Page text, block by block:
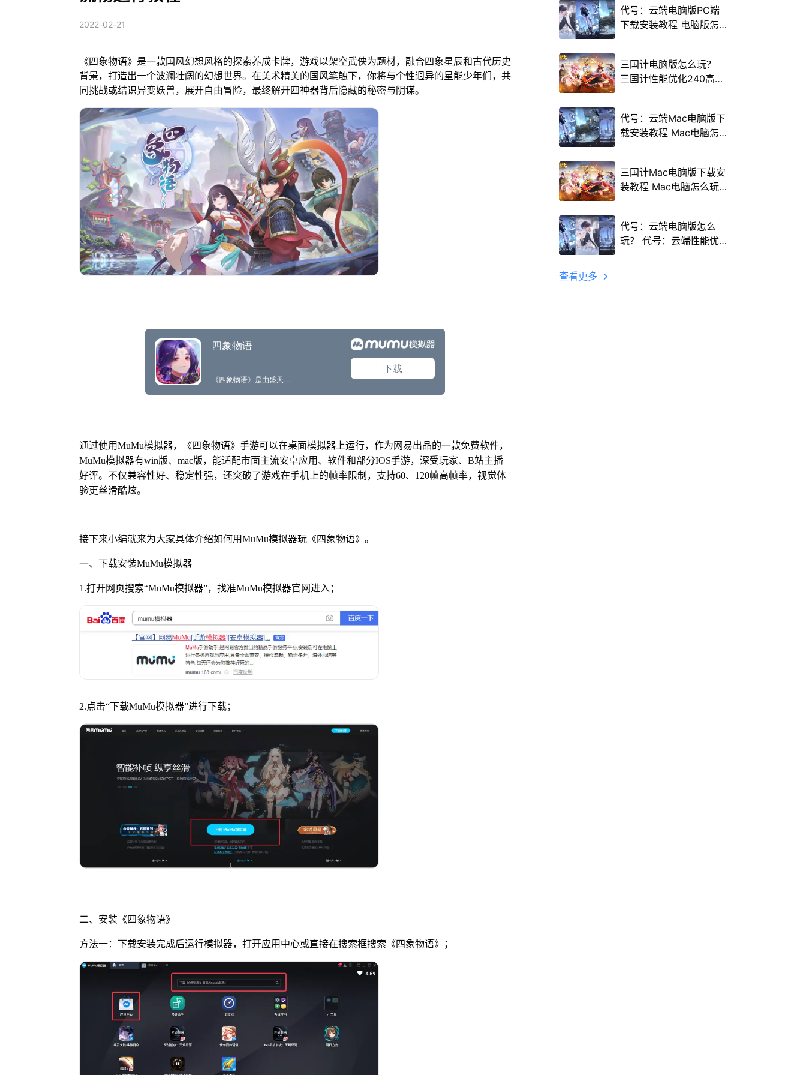
2022-02-21
《四象物语》是一款国风幻想风格的探索养成卡牌，游戏以架空武侠为题材，融合四象星辰和古代历史
背景，打造出一个波澜壮阔的幻想世界。在美术精美的国风笔触下，你将与个性迥异的星能少年们，共
同挑战或结识异变妖兽，展开自由冒险，最终解开四神器背后隐藏的秘密与阴谋。
通过使用MuMu模拟器，《四象物语》手游可以在桌面模拟器上运行，作为网易出品的一款免费软件，
MuMu模拟器有win版、mac版，能适配市面主流安卓应用、软件和部分IOS手游，深受玩家、B站主播
好评。不仅兼容性好、稳定性强，还突破了游戏在手机上的帧率限制，支持60、120帧高帧率，视觉体
验更丝滑酷炫。
接下来小编就来为大家具体介绍如何用MuMu模拟器玩《四象物语》。
一、下载安装MuMu模拟器
1.打开网页搜索“MuMu模拟器”，找准MuMu模拟器官网进入；
2.点击“下载MuMu模拟器”进行下载；
二、安装《四象物语》
方法一：下载安装完成后运行模拟器，打开应用中心或直接在搜索框搜索《四象物语》；
代号：云端电脑版PC端
下载安装教程 电脑版怎
三国计电脑版怎么玩？
三国计性能优化240高帧
代号：云端Mac电脑版下
载安装教程 Mac电脑怎
三国计Mac电脑版下载安
装教程 Mac电脑怎么玩
代号：云端电脑版怎么
玩？ 代号：云端性能优
查看更多